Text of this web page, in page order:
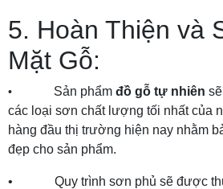
5. Hoàn Thiện và
Mặt Gỗ:
• Sản phẩm đồ gỗ tự nhiên
các loại sơn chất lượng tối nhất của
hàng đầu thị trường hiện nay nhằm
đẹp cho sản phẩm.
• Quy trình sơn phủ sẽ được